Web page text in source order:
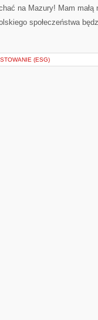
na Mazury! Mam małą
społeczeństwa
(ESG)